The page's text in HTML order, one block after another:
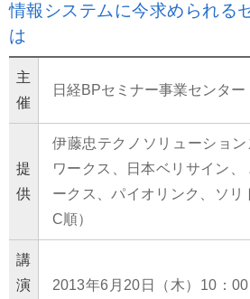
情報システムに今求められる
は
主
催
日経BPセミナー事業センター
提
供
伊藤忠テクノソリューショ
ワークス、日本ベリサイン、
ークス、パイオリンク、ソリ
C順）
講
演
2013年6月20日（木）10：